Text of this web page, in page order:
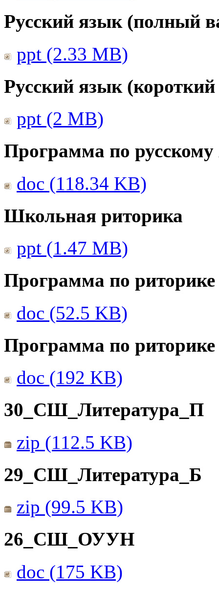
Русский язык (полный
ppt (2.33 MB)
Русский язык
ppt (2 MB)
Программа по русскому
doc (118.34 KB)
Школьная риторика
ppt (1.47 MB)
Программа по риторике
doc (52.5 KB)
Программа по риторике
doc (192 KB)
30_СШ_Литература_П
zip (112.5 KB)
29_СШ_Литература_Б
zip (99.5 KB)
26_СШ_ОУУН
doc (175 KB)